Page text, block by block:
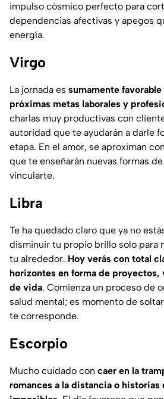
impulso cósmico perfecto para
dependencias afectivas y apegos
energía.
Virgo
La jornada es sumamente
próximas metas laborales y
charlas muy productivas con
autoridad que te ayudarán a darle
etapa. En el amor, se aproximan
que te enseñarán nuevas formas
vincularte.
Libra
Te ha quedado claro que ya no
disminuir tu propio brillo solo para
tu alrededor. Hoy verás con total
horizontes en forma de proyectos,
de vida. Comienza un proceso de
salud mental; es momento de
te corresponde.
Escorpio
Mucho cuidado con caer en la
romances a la distancia o historias